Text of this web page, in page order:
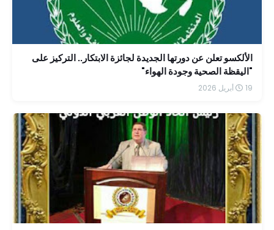
الألكسو تعلن عن دورتها الجديدة لجائزة الابتكار.. التركيز على
"اليقظة الصحية وجودة الهواء"
19 أبريل 2026